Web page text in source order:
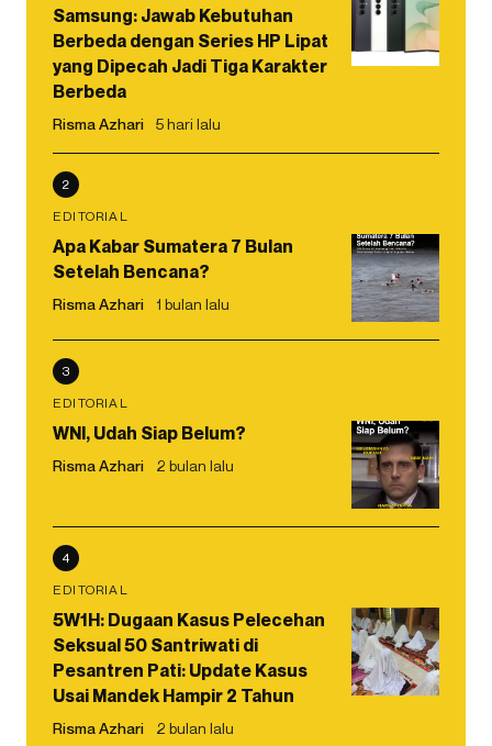
Samsung: Jawab Kebutuhan
Berbeda dengan Series HP Lipat
yang Dipecah Jadi Tiga Karakter
Berbeda
Risma Azhari 5 hari lalu
2
EDITORIAL
Apa Kabar Sumatera 7 Bulan
Setelah Bencana?
Risma Azhari 1 bulan lalu
3
EDITORIAL
WNI, Udah Siap Belum?
Risma Azhari 2 bulan lalu
4
EDITORIAL
5W1H: Dugaan Kasus Pelecehan
Seksual 50 Santriwati di
Pesantren Pati: Update Kasus
Usai Mandek Hampir 2 Tahun
Risma Azhari 2 bulan lalu